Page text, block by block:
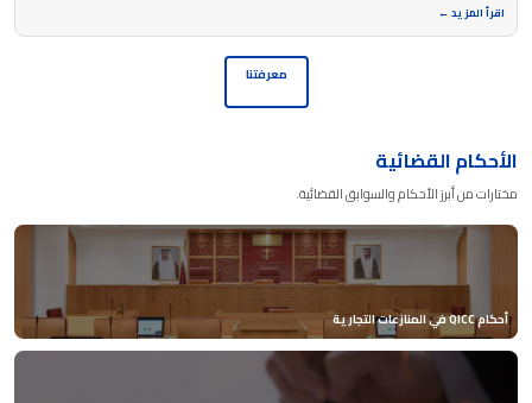
اقرأ المزيد ←
معرفتنا
الأحكام القضائية
مختارات من أبرز الأحكام والسوابق القضائية.
أحكام QICC في المنازعات التجارية